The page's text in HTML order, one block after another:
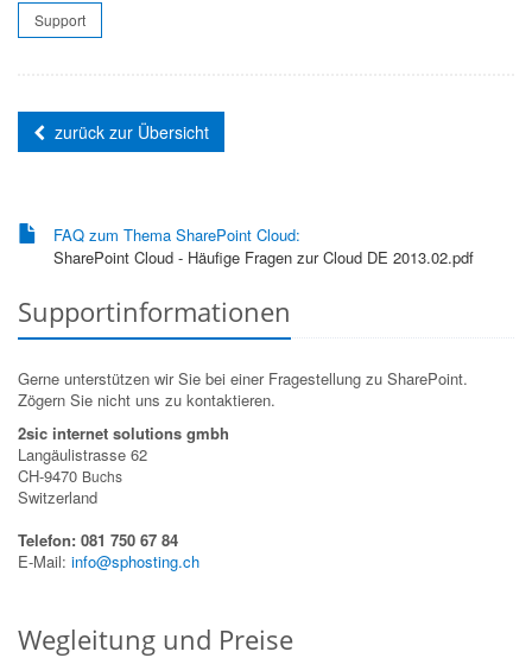
Support
zurück zur Übersicht
FAQ zum Thema SharePoint Cloud:
SharePoint Cloud - Häufige Fragen zur Cloud DE 2013.02.pdf
Supportinformationen
Gerne unterstützen wir Sie bei einer Fragestellung zu SharePoint.
Zögern Sie nicht uns zu kontaktieren.
2sic internet solutions gmbh
Langäulistrasse 62
CH-9470 Buchs
Switzerland
Telefon: 081 750 67 84
E-Mail: info@sphosting.ch
Wegleitung und Preise